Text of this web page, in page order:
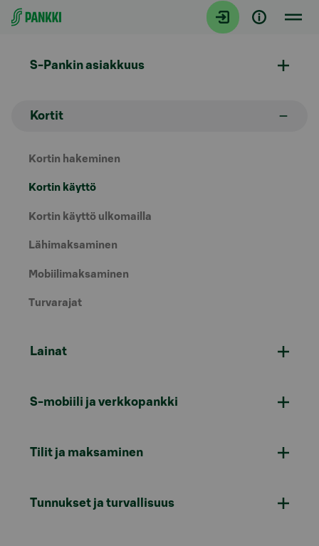
Siirry suoraan sisältöön
S-Pankin asiakkuus
Kortit
Kortin hakeminen
Kortin käyttö
Kortin käyttö ulkomailla
Lähimaksaminen
Mobiilimaksaminen
Turvarajat
Lainat
S-mobiili ja verkkopankki
Tilit ja maksaminen
Tunnukset ja turvallisuus